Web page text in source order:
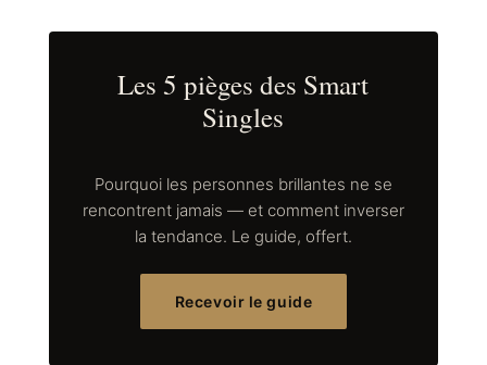
Les 5 pièges des Smart
Singles
Pourquoi les personnes brillantes ne se
rencontrent jamais — et comment inverser
la tendance. Le guide, offert.
Recevoir le guide